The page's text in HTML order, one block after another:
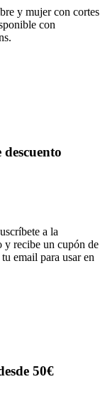
y mujer con cortes
con
a la
y recibe un cupón de
email para usar en
50€